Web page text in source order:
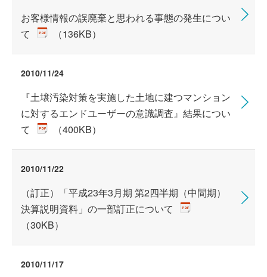
お客様情報の誤廃棄と思われる事態の発生につい
て
（136KB）
2010/11/24
『土壌汚染対策を実施した土地に建つマンション
に対するエンドユーザーの意識調査』結果につい
て
（400KB）
2010/11/22
（訂正）「平成23年3月期 第2四半期（中間期）
決算説明資料」の一部訂正について
（30KB）
2010/11/17